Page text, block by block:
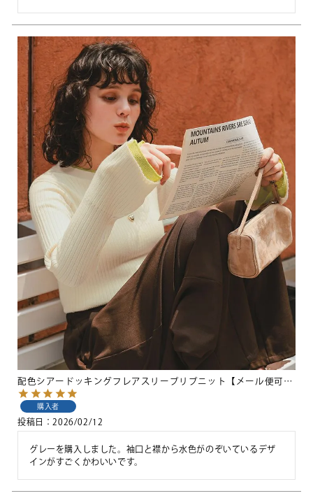
配色シアードッキングフレアスリーブリブニット【メール便可／100】
購入者
投稿日 2026/02/12
グレーを購入しました。袖口と襟から水色がのぞいているデザ
インがすごくかわいいです。